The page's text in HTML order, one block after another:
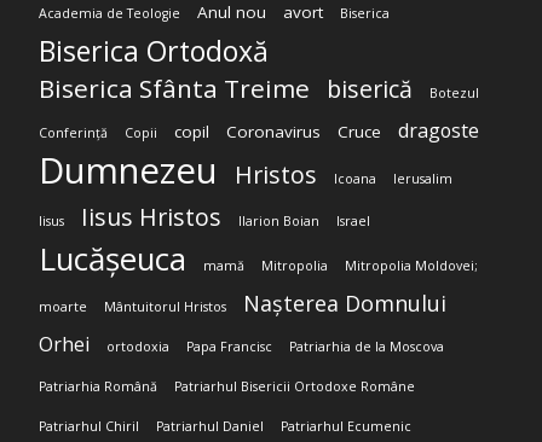
Academia de Teologie Anul nou avort Biserica
Biserica Ortodoxă
Biserica Sfânta Treime biserică Botezul
Conferință Copii copil Coronavirus Cruce dragoste
Dumnezeu Hristos Icoana Ierusalim
Iisus Iisus Hristos Ilarion Boian Israel
Lucășeuca mamă Mitropolia Mitropolia Moldovei;
moarte Mântuitorul Hristos Nașterea Domnului
Orhei ortodoxia Papa Francisc Patriarhia de la Moscova
Patriarhia Română Patriarhul Bisericii Ortodoxe Române
Patriarhul Chiril Patriarhul Daniel Patriarhul Ecumenic